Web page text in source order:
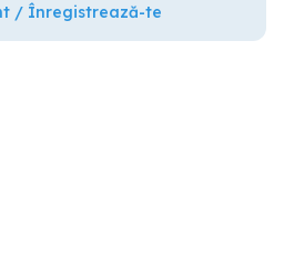
/ Înregistrează-te